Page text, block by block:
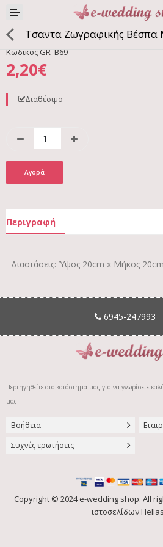
Προϊόντα
Εταιρία
Επικοινωνία
Γλώσσα
Τσαντα Ζωγραφικής
Κωδικός GR_Β69
2,20€
Διαθέσιμο
Περιγραφή
Διαστάσεις: Ύψος 20cm x Μήκος 20cm
6945-247993
Περιηγηθείτε στο κατάστημα μας για να γνωρίσετε
μας.
Βοήθεια
Συχνές ερωτήσεις
Copyright © 2024 e-wedding shop. All
ιστοσελίδων